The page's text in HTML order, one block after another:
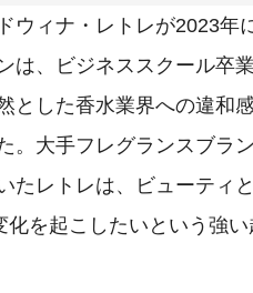
ィナ・レトレが2023年
は、ビジネススクール卒
とした香水業界への違和
。大手フレグランスブラ
たレトレは、ビューティ
化を起こしたいという強